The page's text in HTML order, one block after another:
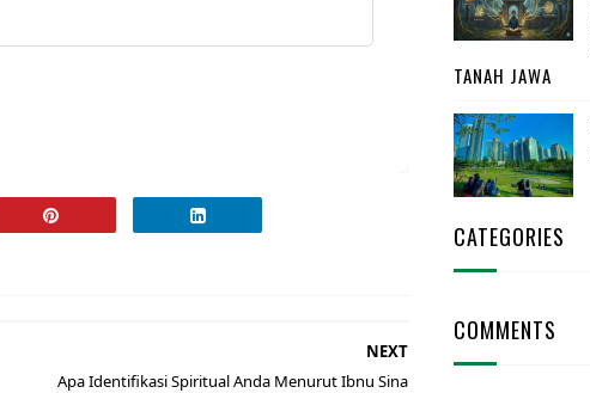
NEXT
Apa Identifikasi Spiritual Anda Menurut Ibnu Sina
TANAH JAWA
CATEGORIES
COMMENTS